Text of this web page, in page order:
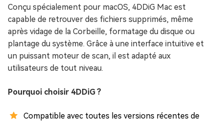
Conçu spécialement pour macOS, 4DDiG Mac est
capable de retrouver des fichiers supprimés, même
après vidage de la Corbeille, formatage du disque ou
plantage du système. Grâce à une interface intuitive et
un puissant moteur de scan, il est adapté aux
utilisateurs de tout niveau.
Pourquoi choisir 4DDiG ?
Compatible avec toutes les versions récentes de